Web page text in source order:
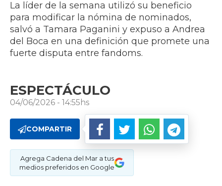
La líder de la semana utilizó su beneficio
para modificar la nómina de nominados,
salvó a Tamara Paganini y expuso a Andrea
del Boca en una definición que promete una
fuerte disputa entre fandoms.
ESPECTÁCULO
04/06/2026 - 14:55hs
COMPARTIR
Agrega Cadena del Mar a tus
medios preferidos en Google